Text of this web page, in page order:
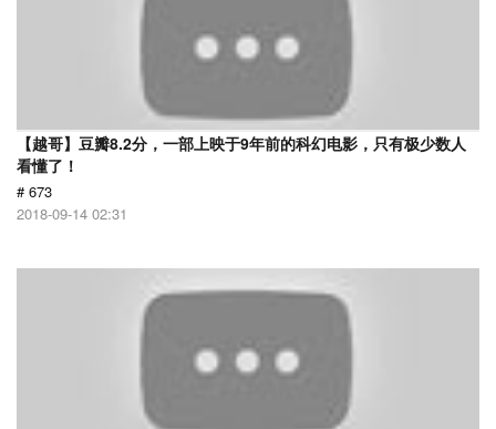
【越哥】豆瓣8.2分，一部上映于9年前的科幻电影，只有极少数人
看懂了！
# 673
2018-09-14 02:31